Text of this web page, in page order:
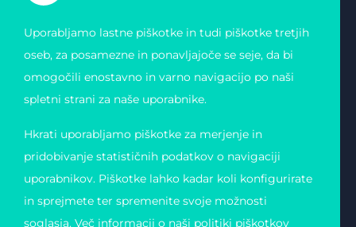
SLOVENIJE
Zvezda 19
Slovenija
Matična številka:
4123026000
Davčna številka: 11823739
podatkov
Piškotki
Uporabljamo lastne piškotke in tudi piškotke tretjih
oseb, za posamezne in ponavljajoče se seje, da bi
omogočili enostavno in varno navigacijo po naši
spletni strani za naše uporabnike.
Hkrati uporabljamo piškotke za merjenje in
pridobivanje statističnih podatkov o navigaciji
uporabnikov. Piškotke lahko kadar koli konfigurirate
in sprejmete ter spremenite svoje možnosti
soglasja. Več informacij o naši politiki piškotkov